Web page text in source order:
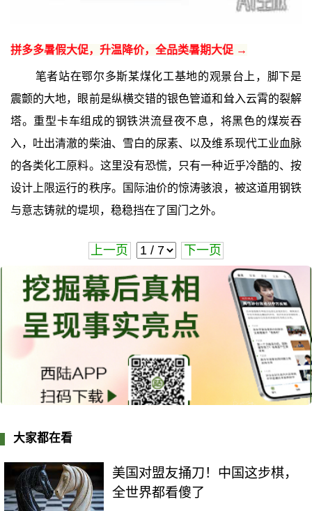
拼多多暑假大促，升温降价，全品类暑期大促 →
笔者站在鄂尔多斯某煤化工基地的观景台上，脚下是
震颤的大地，眼前是纵横交错的银色管道和耸入云霄的裂解
塔。重型卡车组成的钢铁洪流昼夜不息，将黑色的煤炭吞
入，吐出清澈的柴油、雪白的尿素、以及维系现代工业血脉
的各类化工原料。这里没有恐慌，只有一种近乎冷酷的、按
设计上限运行的秩序。国际油价的惊涛骇浪，被这道用钢铁
与意志铸就的堤坝，稳稳挡在了国门之外。
上一页 下一页
大家都在看
美国对盟友捅刀！中国这步棋，
全世界都看傻了